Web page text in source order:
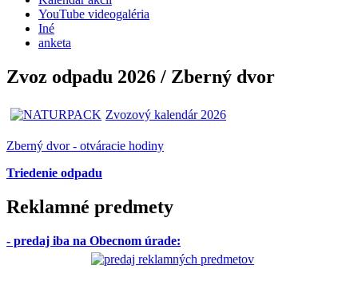
YouTube videogaléria
Iné
anketa
Zvoz odpadu 2026 / Zberný dvor
Zvozový kalendár 2026
Zberný dvor - otváracie hodiny
Triedenie odpadu
Reklamné predmety
- predaj iba na Obecnom úrade: